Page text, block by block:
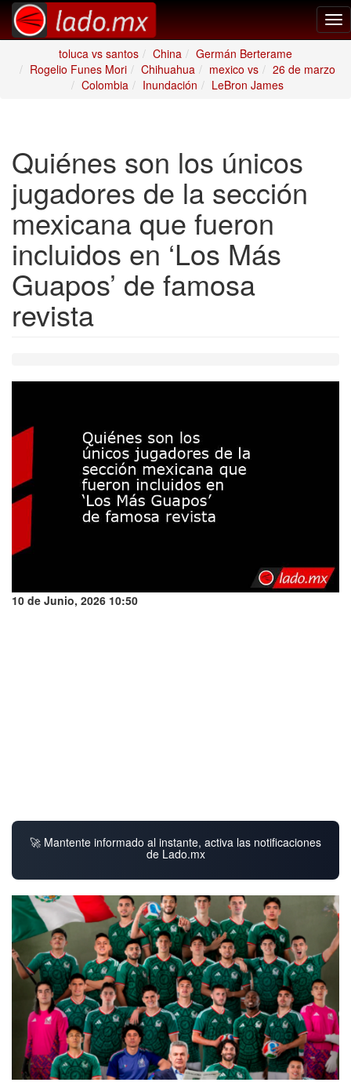
toluca vs santos
China
Germán Berterame
Rogelio Funes Mori
Chihuahua mexico vs
26 de marzo
Colombia
Inundación LeBron James
Quiénes son los únicos
jugadores de la sección
mexicana que fueron
incluidos en ‘Los Más
Guapos’ de famosa
revista
10 de Junio, 2026 10:50
🚀 Mantente informado al instante, activa las notificaciones
de Lado.mx